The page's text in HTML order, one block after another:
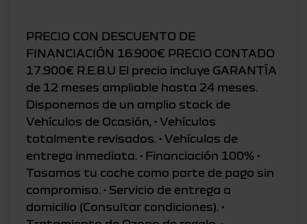
PRECIO CON DESCUENTO DE
FINANCIACIÓN 16.900€ PRECIO CONTADO
17.900€ R.E.B.U El precio incluye GARANTÍA
de 12 meses ampliable hasta 24 meses.
Disponemos de un amplio stock de
Vehículos de Ocasión, • Vehículos
totalmente revisados. • Vehículos de
entrega inmediata. • Financiación 100% •
Tasamos tu coche como parte de pago sin
compromiso. • Servicio de entrega a
domicilio (Consultar condiciones). •